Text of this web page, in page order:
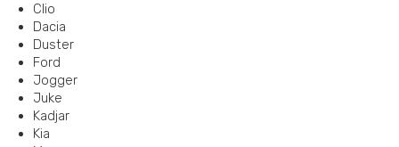
Clio
Dacia
Duster
Ford
Jogger
Juke
Kadjar
Kia